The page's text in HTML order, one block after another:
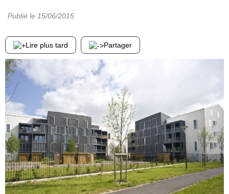
Publié le 15/06/2015
Lire plus tard Partager